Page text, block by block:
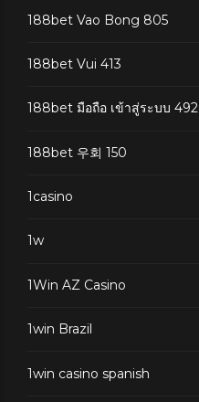
188bet Vao Bong 805
188bet Vui 413
188bet มือถือ เข้าสู่ระบบ 492
188bet 우회 150
1casino
1w
1Win AZ Casino
1win Brazil
1win casino spanish